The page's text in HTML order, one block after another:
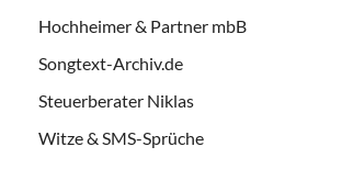
Hochheimer & Partner mbB
Songtext-Archiv.de
Steuerberater Niklas
Witze & SMS-Sprüche